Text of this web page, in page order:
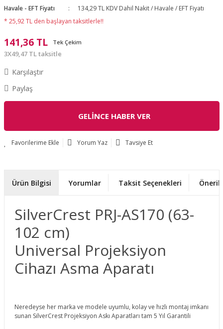
Havale - EFT Fiyatı
134,29 TL KDV Dahil Nakit / Havale / EFT Fiyatı
* 25,92 TL den başlayan taksitlerle!!
141,36 TL Tek Çekim
3X49,47 TL taksitle
Karşılaştır
Paylaş
GELİNCE HABER VER
Yorum Yaz Tavsiye Et
Ürün Bilgisi Yorumlar Taksit Seçenekleri
SilverCrest PRJ-AS170 (63-
102 cm)
Universal Projeksiyon
Cihazı Asma Aparatı
Neredeyse her marka ve modele uyumlu, kolay ve hızlı montaj imkanı
sunan SilverCrest Projeksiyon Askı Aparatları tam 5 Yıl Garantili